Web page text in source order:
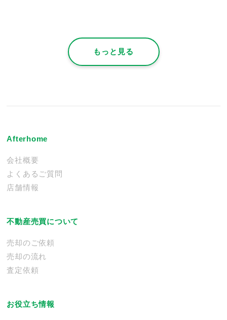
もっと見る
Afterhome
会社概要
よくあるご質問
店舗情報
不動産売買について
売却のご依頼
売却の流れ
査定依頼
お役立ち情報